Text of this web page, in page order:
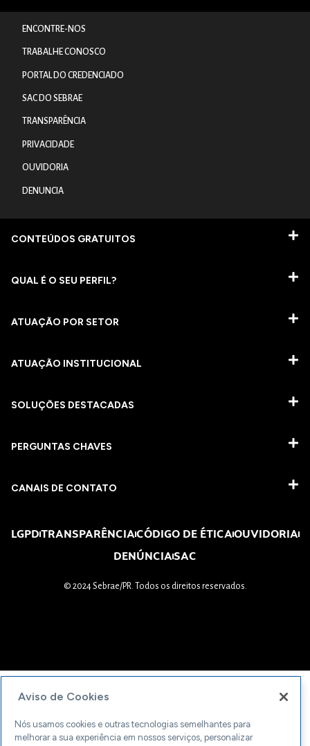
ENCONTRE-NOS
TRABALHE CONOSCO
PORTAL DO CREDENCIADO
SAC DO SEBRAE
TRANSPARÊNCIA
PRIVACIDADE
OUVIDORIA
DENUNCIA
CONTEÚDOS GRATUITOS
QUAL É O SEU PERFIL?
ATUAÇÃO POR SETOR
ATUAÇÃO INSTITUCIONAL
SOLUÇÕES DESTACADAS
PERGUNTAS CHAVES​
CANAIS DE CONTATO
LGPDTRANSPARÊNCIACÓDIGO DE ÉTICAOUVIDORIA
DENÚNCIASAC
© 2024 Sebrae/PR. Todos os direitos reservados.
Aviso de Cookies
Nós usamos cookies e outras tecnologias semelhantes para
melhorar a sua experiência em nossos serviços, personalizar